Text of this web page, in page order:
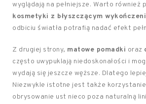
wyglądają na pełniejsze. Warto również
kosmetyki z błyszczącym
odbiciu światła potrafią nadać efekt
Z drugiej strony, matowe pomadki oraz
często uwypuklają niedoskonałości i
wydają się jeszcze węższe. Dlatego
Niezwykle istotne jest także
obrysowanie ust nieco poza naturalną